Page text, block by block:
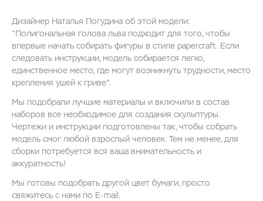
Дизайнер Наталья Погудина об этой модели:
"Полигональная голова льва подходит для того, чтобы
впервые начать собирать фигуры в стиле papercraft. Если
следовать инструкции, модель собирается легко,
единственное место, где могут возникнуть трудности, место
крепления ушей к гриве".
Мы подобрали лучшие материалы и включили в состав
наборов все необходимое для создания скульптуры.
Чертежи и инструкции подготовлены так, чтобы собрать
модель смог любой взрослый человек. Тем не менее, для
сборки потребуется вся ваша внимательность и
аккуратность!
Мы готовы подобрать другой цвет бумаги, просто
свяжитесь с нами по E-mail.